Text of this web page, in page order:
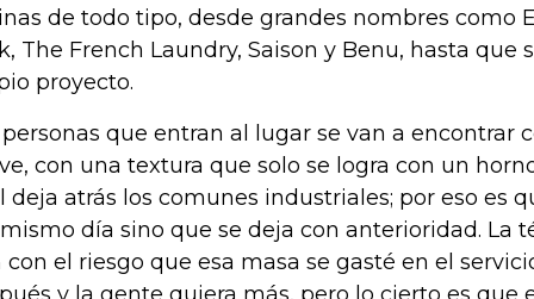
de todo tipo, desde grandes nombres como
The French Laundry, Saison y Benu, hasta que
proyecto.
personas que entran al lugar se van a encontrar
con una textura que solo se logra con un
deja atrás los comunes industriales; por eso es
día sino que se deja con anterioridad. La
con el riesgo que esa masa se gasté en el
y la gente quiera más, pero lo cierto es que